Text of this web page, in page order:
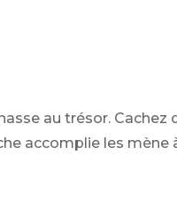
au trésor. Cachez
accomplie les